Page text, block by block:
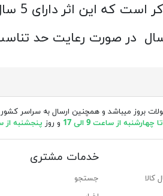
اثر دارای 5 سال ضمانت کیفیتی ویژه از طرف گالری می باشد.
در صورت رعایت حد
بروز میباشد و همچنین ارسال به سراسر
از ساعت 9 الی 17 و روز پنجشنبه از ساعت 9
کالا
خدمات مشتری
جستجو